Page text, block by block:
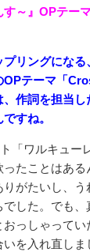
す～』OPテー
リングになる
OPテーマ「
作詞を担当
すね。
「ワルキュー
たことはある
がたいし、
した。でも、
っしゃって
を入れ直し